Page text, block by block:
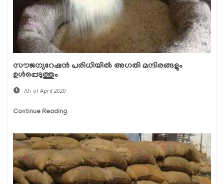
സൗജന്യറേഷന്‍ പരിധിയില്‍ അഗതി മന്ദിരങ്ങളും
ഉള്‍പ്പെടുത്തും
7th of April 2020
Continue Reading